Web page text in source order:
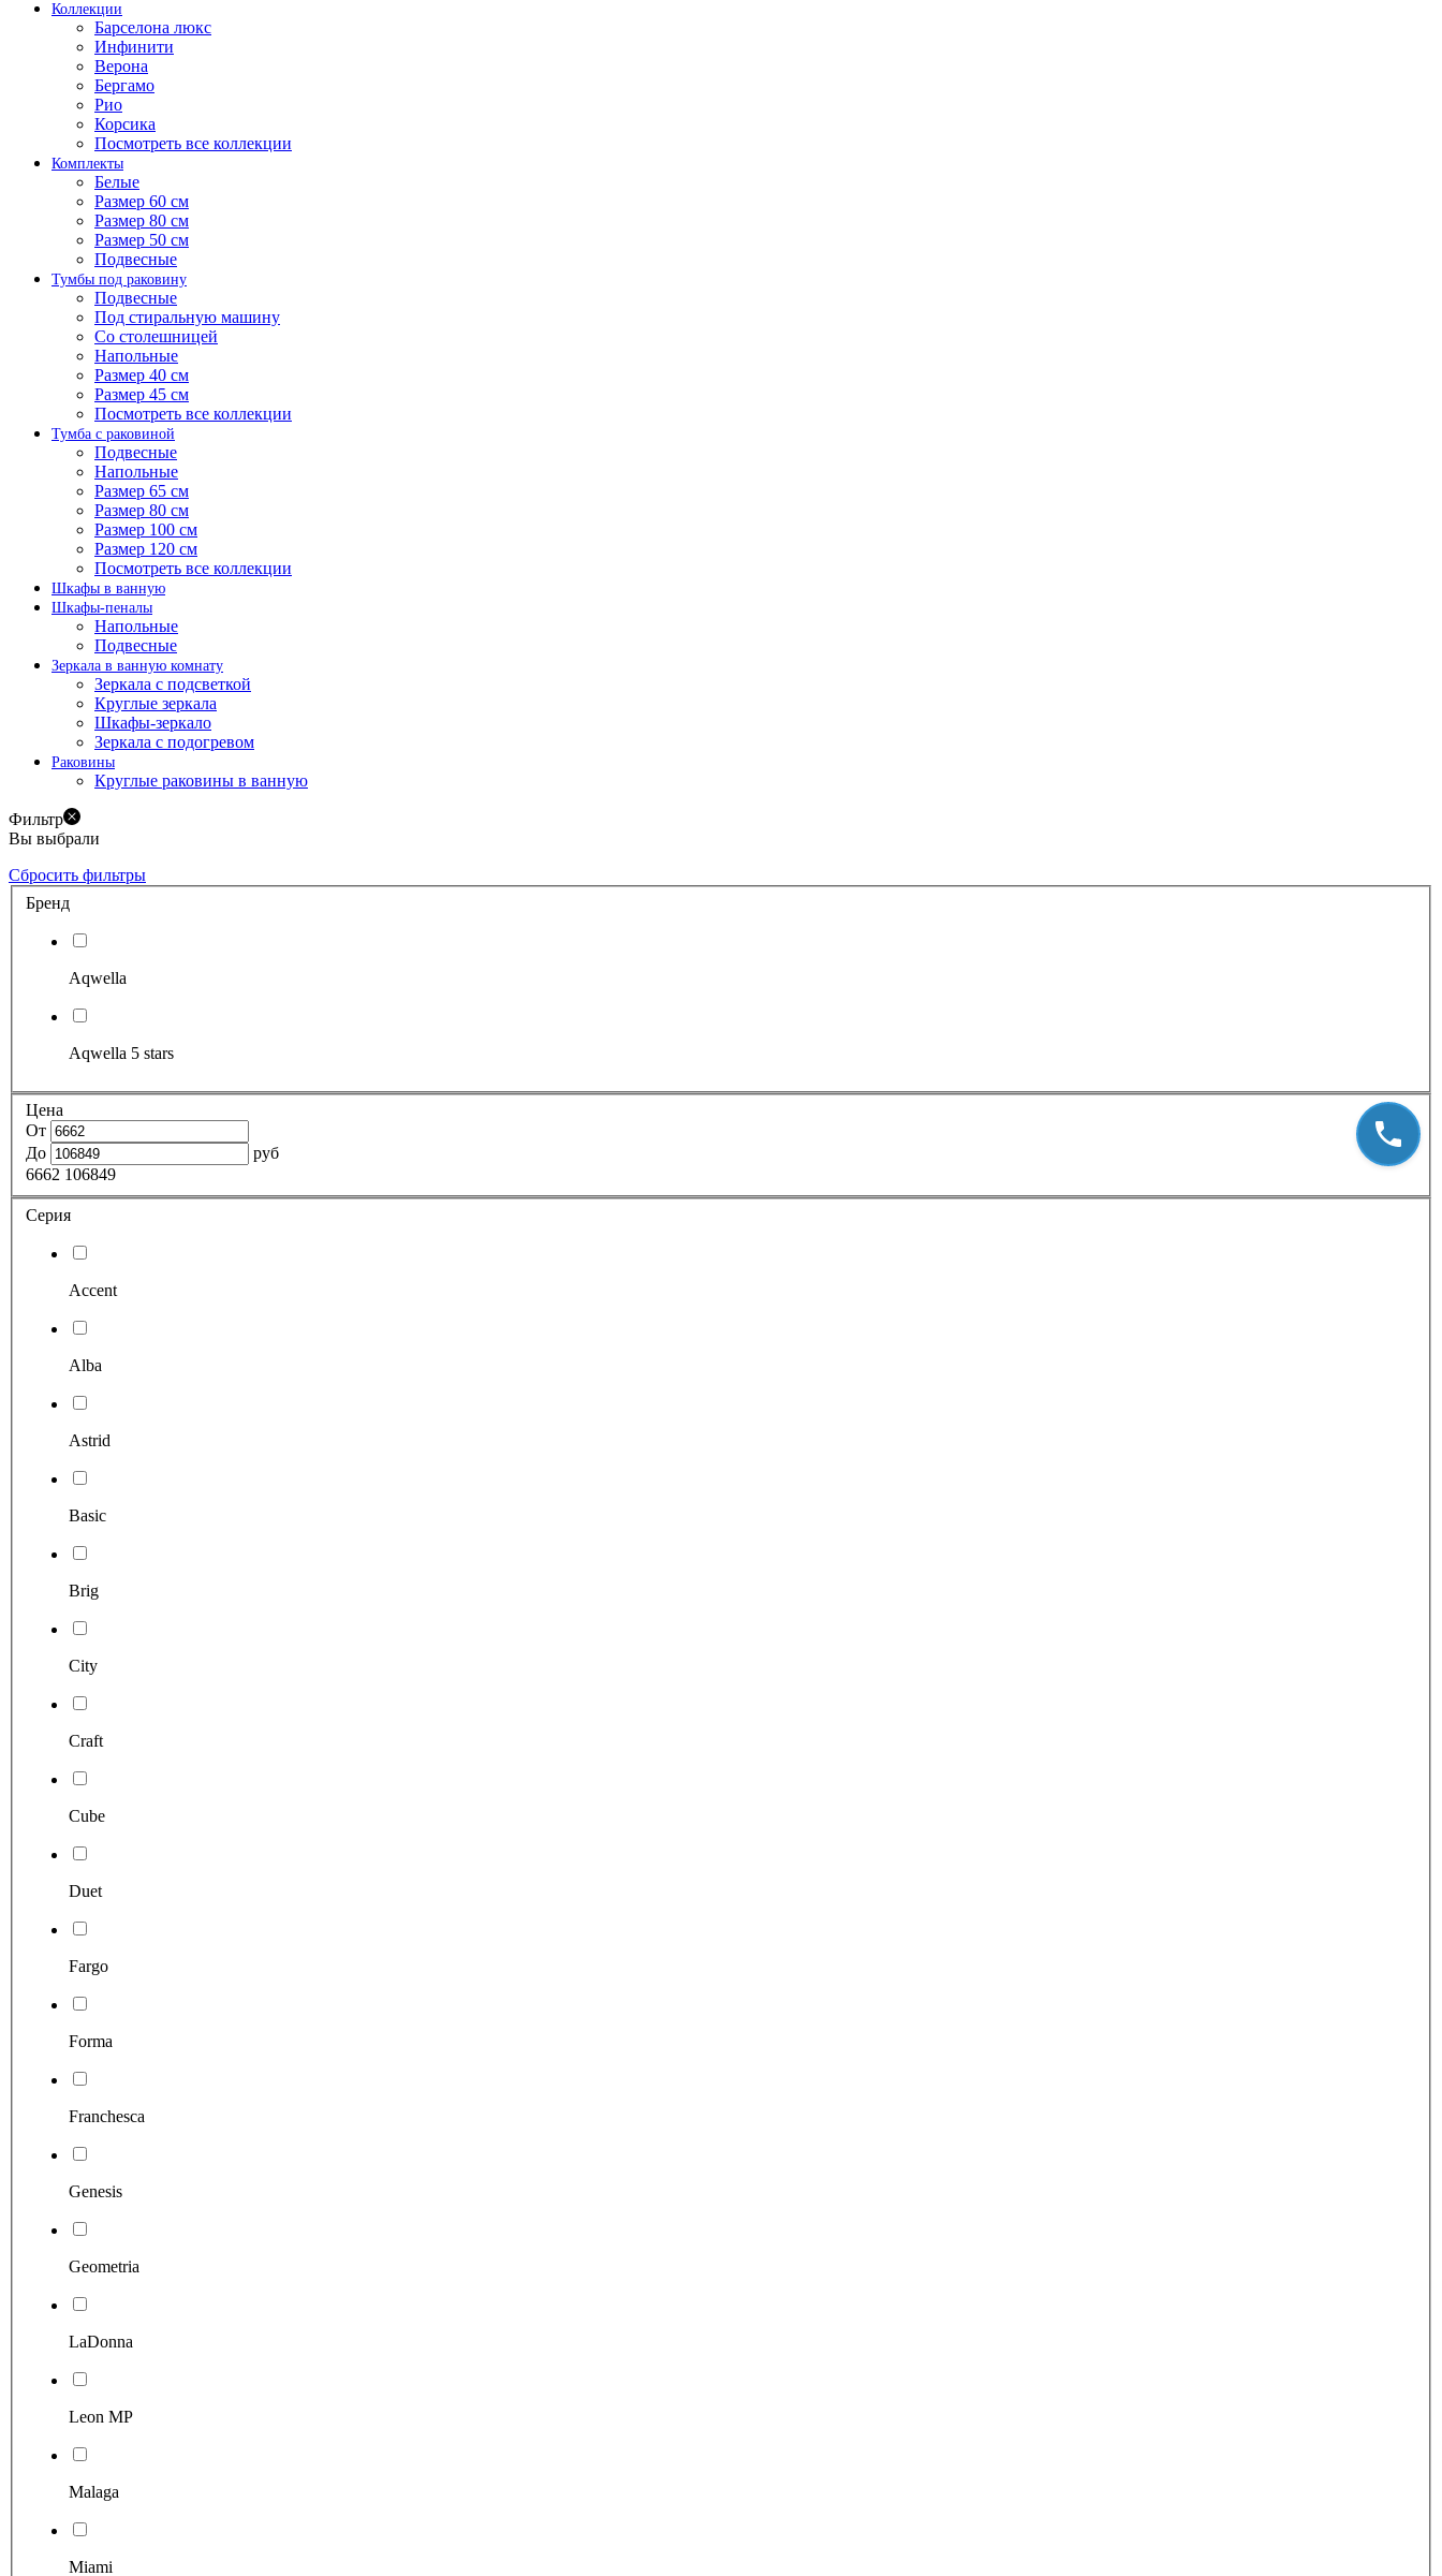
Коллекции
Барселона люкс
Инфинити
Верона
Бергамо
Рио
Корсика
Посмотреть все коллекции
Комплекты
Белые
Размер 60 см
Размер 80 см
Размер 50 см
Подвесные
Тумбы под раковину
Подвесные
Под стиральную машину
Со столешницей
Напольные
Размер 40 см
Размер 45 см
Посмотреть все коллекции
Тумба с раковиной
Подвесные
Напольные
Размер 65 см
Размер 80 см
Размер 100 см
Размер 120 см
Посмотреть все коллекции
Шкафы в ванную
Шкафы-пеналы
Напольные
Подвесные
Зеркала в ванную комнату
Зеркала с подсветкой
Круглые зеркала
Шкафы-зеркало
Зеркала с подогревом
Раковины
Круглые раковины в ванную
Фильтр
Вы выбрали
Сбросить фильтры
Бренд
Aqwella
Aqwella 5 stars
Цена
От
До
руб
6662 106849
Серия
Accent
Alba
Astrid
Basic
Brig
City
Craft
Cube
Duet
Fargo
Forma
Franchesca
Genesis
Geometria
LaDonna
Leon MP
Malaga
Miami